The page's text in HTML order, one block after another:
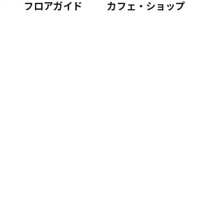
フロアガイド カフェ・ショップ